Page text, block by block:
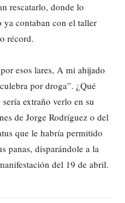
rescatarlo, donde lo
ya contaban con el taller
récord.
esos lares, A mi ahijado
por droga”. ¿Qué
extraño verlo en su
de Jorge Rodríguez o del
que le habría permitido
panas, disparándole a la
del 19 de abril.